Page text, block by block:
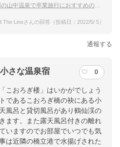
中温泉で卒業旅行におすすめの高級宿を教えて！
The Lineさんの回答（投稿日：2022/5/ 5）
通報する
さな温泉宿 0
こおろぎ楼」はいかがでしょう
であるこおろぎ橋の袂にある小
風呂と貸切風呂があり鶴仙渓の
ます。また露天風呂付きの離れ
いますのでお部屋でいつでも気
は近隣の橋立港で水揚げされた